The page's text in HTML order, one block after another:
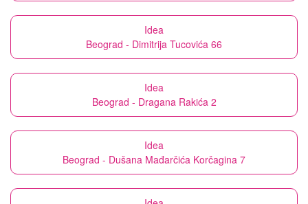
Idea
Beograd - Dimitrija Tucovića 66
Idea
Beograd - Dragana Rakića 2
Idea
Beograd - Dušana Mađarčića Korčagina 7